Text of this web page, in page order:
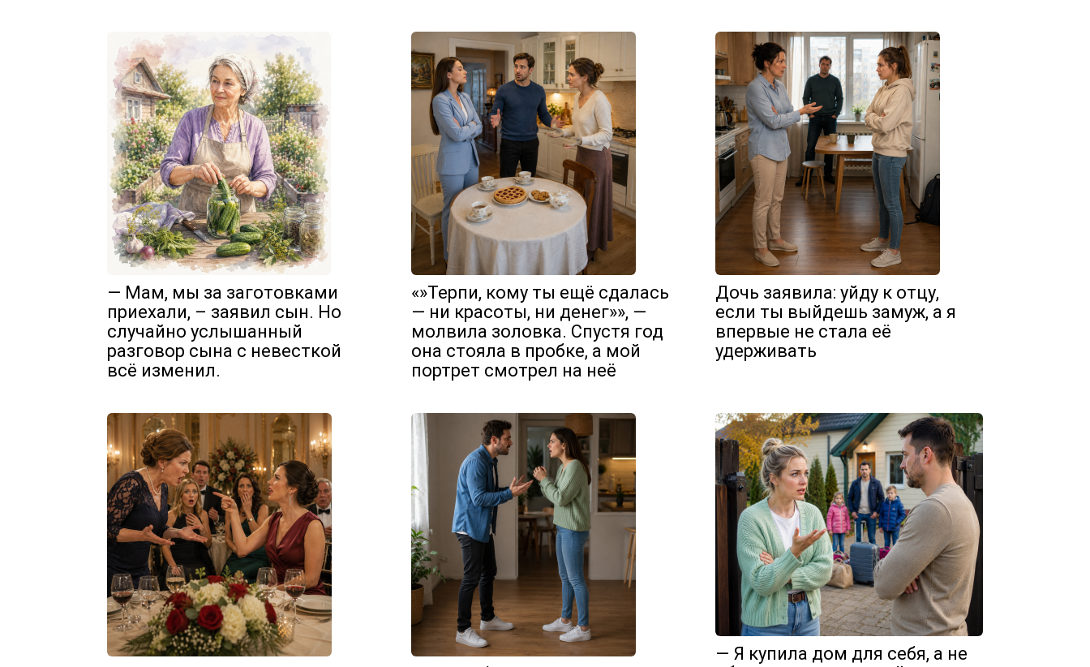
— Мам, мы за заготовками
приехали, – заявил сын. Но
случайно услышанный
разговор сына с невесткой
всё изменил.
«»Терпи, кому ты ещё сдалась
— ни красоты, ни денег»», —
молвила золовка. Спустя год
она стояла в пробке, а мой
портрет смотрел на неё
Дочь заявила: уйду к отцу,
если ты выйдешь замуж, а я
впервые не стала её
удерживать
— Я купила дом для себя, а не